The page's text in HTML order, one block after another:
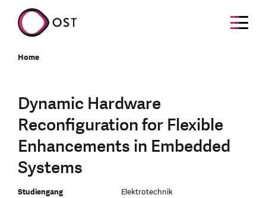
Home
Dynamic Hardware
Reconfiguration for Flexible
Enhancements in Embedded
Systems
Studiengang
Elektrotechnik